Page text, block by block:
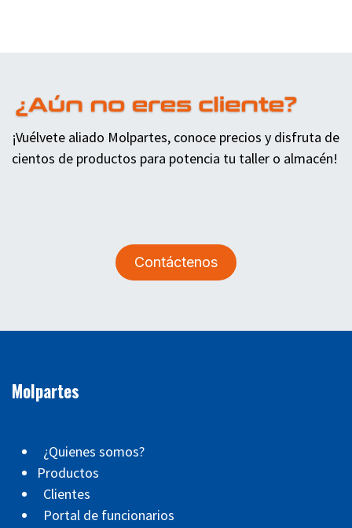
¡Vuélvete aliado Molpartes, conoce precios y disfruta de
cientos de productos para potencia tu taller o almacén!
Contáctenos
Molpartes
¿Quienes somos?
Productos
Clientes
Portal de funcionarios